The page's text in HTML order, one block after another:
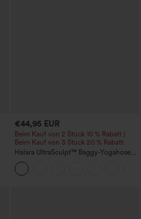
€44,95 EUR
Beim Kauf von 2 Stück 10 % Rabatt |
Beim Kauf von 3 Stück 20 % Rabatt
Halara UltraSculpt™ Baggy-Yogahose
mit hohem Bund, Bauchkontrolle,
Color-Block-Streifen und Taschen